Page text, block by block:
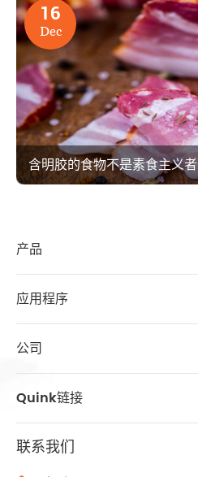
16
Dec
含明胶的食物不是素食主义者
产品
应用程序
公司
Quink链接
联系我们